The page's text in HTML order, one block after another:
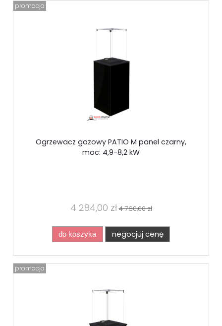
Ogrzewacz gazowy PATIO M panel czarny,
moc: 4,9-8,2 kW
4 284,00 zł 4 760,00 zł
do koszyka negocjuj cenę
promocja
promocja